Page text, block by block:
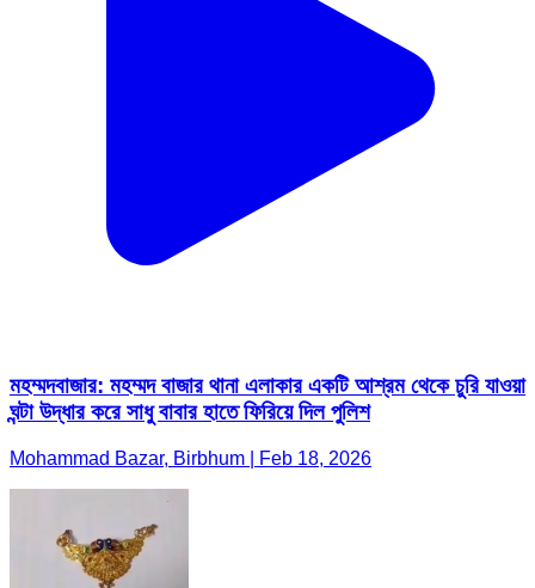
মহম্মদবাজার: মহম্মদ বাজার থানা এলাকার একটি আশ্রম থেকে চুরি যাওয়া
ঘন্টা উদ্ধার করে সাধু বাবার হাতে ফিরিয়ে দিল পুলিশ
Mohammad Bazar, Birbhum | Feb 18, 2026